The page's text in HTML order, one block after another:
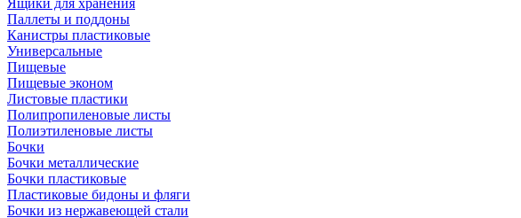
Ящики для хранения
Паллеты и поддоны
Канистры пластиковые
Универсальные
Пищевые
Пищевые эконом
Листовые пластики
Полипропиленовые листы
Полиэтиленовые листы
Бочки
Бочки металлические
Бочки пластиковые
Пластиковые бидоны и фляги
Бочки из нержавеющей стали